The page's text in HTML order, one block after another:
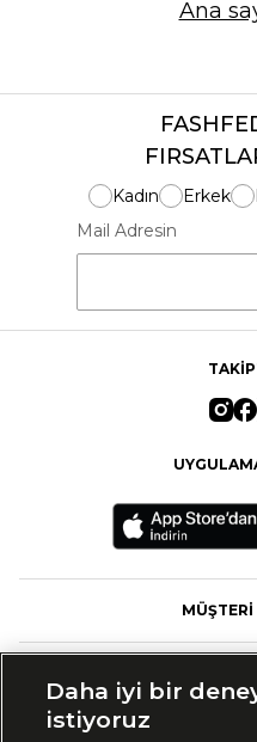
Ana
Kadın Erkek
Mail Adresin
Daha iyi bir
istiyoruz